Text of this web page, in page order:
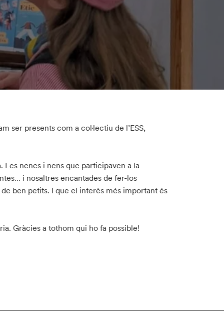
ser presents com a col·lectiu de l’ESS,
nenes i nens que participaven a la
i nosaltres encantades de fer-los
ben petits. I que el interès més important és
Gràcies a tothom qui ho fa possible!